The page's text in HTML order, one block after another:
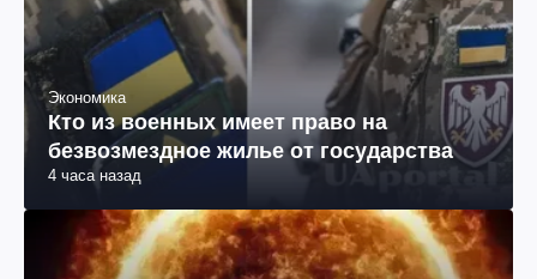
Экономика
Кто из военных имеет право на
безвозмездное жилье от государства
4 часа назад